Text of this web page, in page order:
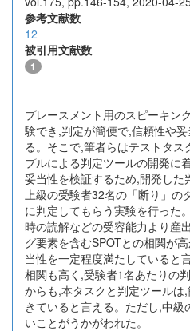
参考文献数
12
被引用文献数
1
プレースメント用のスピーキン
験でき,判定が簡便で,信頼性や
る。そこで,筆者らはテストタ
プルによる判定ツールの開発に
妥当性を検証するため,開発した
上級の受験者32名の「断り」の
に判定してもらう実験を行った
時の読解などの受容能力より産
グ要素を含むSPOTとの相関が
当性を一定程度満たしていると
相関も高く,受験者1名あたりの
からも,本タスクと判定ツール
きていると言える。ただし,中
いことがうかがわれた。